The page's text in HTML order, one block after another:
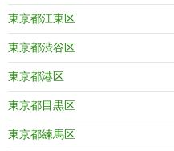
東京都江東区
東京都渋谷区
東京都港区
東京都目黒区
東京都練馬区